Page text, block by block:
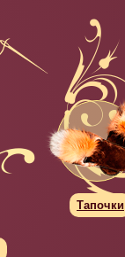
Тапочки